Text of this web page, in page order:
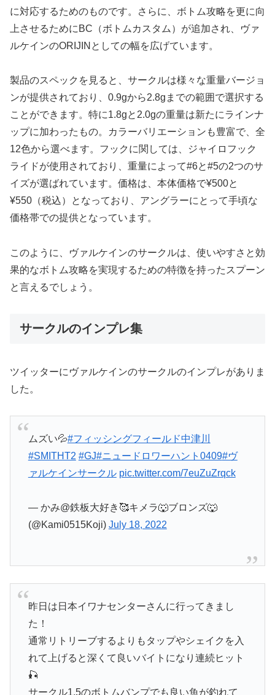
に対応するためのものです。さらに、ボトム攻略を更に向
上させるためにBC（ボトムカスタム）が追加され、ヴァ
ルケインのORIJINとしての幅を広げています。
製品のスペックを見ると、サークルは様々な重量バージョ
ンが提供されており、0.9gから2.8gまでの範囲で選択する
ことができます。特に1.8gと2.0gの重量は新たにラインナ
ップに加わったもの。カラーバリエーションも豊富で、全
12色から選べます。フックに関しては、ジャイロフック
ライドが使用されており、重量によって#6と#5の2つのサ
イズが選ばれています。価格は、本体価格で¥500と
¥550（税込）となっており、アングラーにとって手頃な
価格帯での提供となっています。
このように、ヴァルケインのサークルは、使いやすさと効
果的なボトム攻略を実現するための特徴を持ったスプーン
と言えるでしょう。
サークルのインプレ集
ツイッターにヴァルケインのサークルのインプレがありま
した。
ムズい💦#フィッシングフィールド中津川
#SMITHT2 #GJ#ニュードロワーハント0409#ヴ
ァルケインサークル pic.twitter.com/7euZuZrqck
— かみ@鉄板大好き🥰キメラ🐺ブロンズ🐺
(@Kami0515Koji) July 18, 2022
昨日は日本イワナセンターさんに行ってきまし
た！
通常リトリーブするよりもタップやシェイクを入
れて上げると深くて良いバイトになり連続ヒット
🎣
サークル1.5のボトムバンプでも良い魚が釣れて